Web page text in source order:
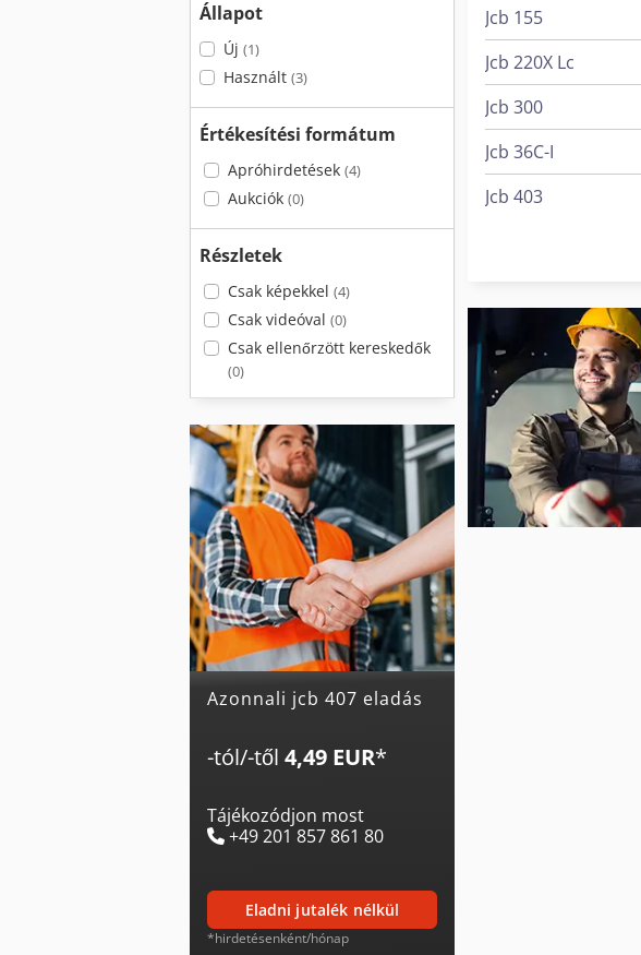
Állapot
Új (1)
Használt (3)
Értékesítési formátum
Apróhirdetések (4)
Aukciók (0)
Részletek
Csak képekkel (4)
Csak videóval (0)
Csak ellenőrzött kereskedők
(0)
Azonnali jcb 407 eladás
-tól/-től 4,49 EUR*
Tájékozódjon most
+49 201 857 861 80
eladni jutalék nélkül
*hirdetésenként/hónap
Jcb 155
Jcb 220X Lc
Jcb 300
Jcb 36C-I
Jcb 403
Jcb 4Cx